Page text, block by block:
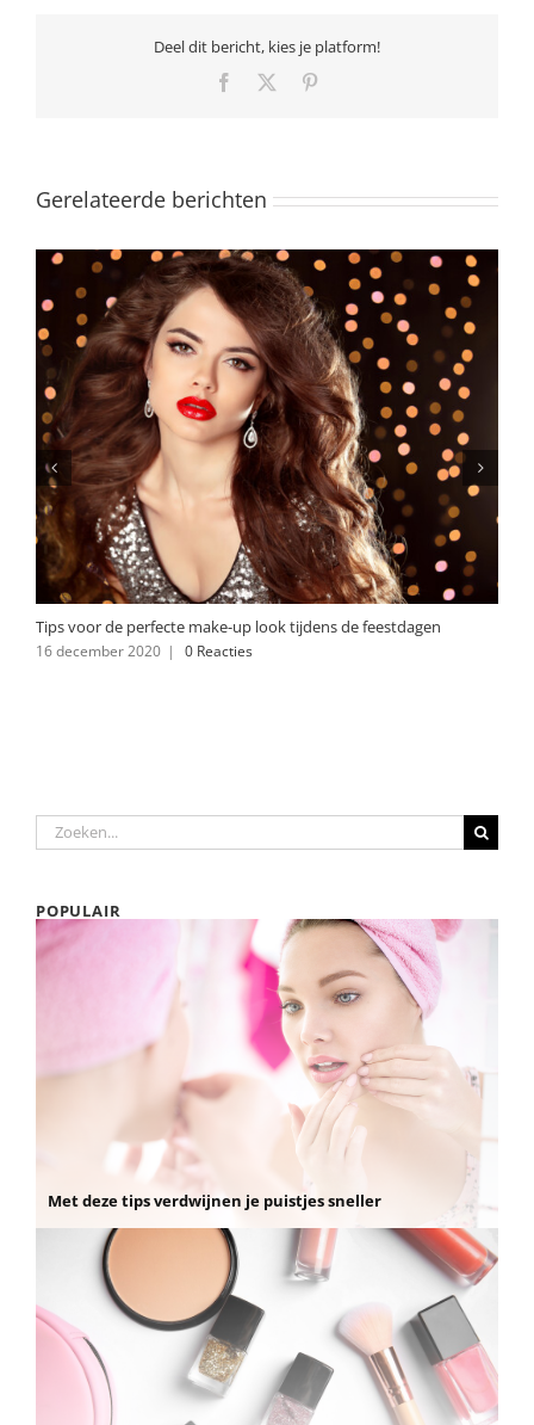
Deel dit bericht, kies je platform!
Facebook
Gerelateerde berichten
Tips voor de perfecte make-up look tijdens de feestdagen
16 december 2020 | 0 Reacties
Zoeken
naar:
POPULAIR
Met deze tips verdwijnen je puistjes sneller